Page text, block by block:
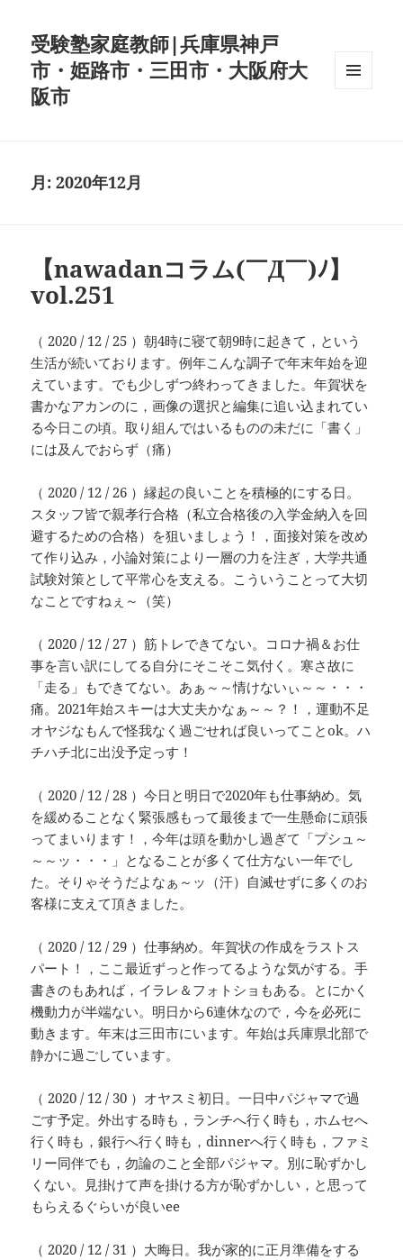
受験塾家庭教師|兵庫県神戸
市・姫路市・三田市・大阪府大
阪市
月:2020年12月
【nawadanコラム(￣Д￣)ﾉ】
vol.251
（ 2020 / 12 / 25 ）朝4時に寝て朝9時に起きて，という
生活が続いております。例年こんな調子で年末年始を迎
えています。でも少しずつ終わってきました。年賀状を
書かなアカンのに，画像の選択と編集に追い込まれてい
る今日この頃。取り組んではいるものの未だに「書く」
には及んでおらず（痛）
（ 2020 / 12 / 26 ）縁起の良いことを積極的にする日。
スタッフ皆で親孝行合格（私立合格後の入学金納入を回
避するための合格）を狙いましょう！，面接対策を改め
て作り込み，小論対策により一層の力を注ぎ，大学共通
試験対策として平常心を支える。こういうことって大切
なことですねぇ～（笑）
（ 2020 / 12 / 27 ）筋トレできてない。コロナ禍＆お仕
事を言い訳にしてる自分にそこそこ気付く。寒さ故に
「走る」もできてない。あぁ～～情けないぃ～～・・・
痛。2021年始スキーは大丈夫かなぁ～～？！，運動不足
オヤジなもんで怪我なく過ごせれば良いってことok。ハ
チハチ北に出没予定っす！
（ 2020 / 12 / 28 ）今日と明日で2020年も仕事納め。気
を緩めることなく緊張感もって最後まで一生懸命に頑張
ってまいります！，今年は頭を動かし過ぎて「プシュ～
～～ッ・・・」となることが多くて仕方ない一年でし
た。そりゃそうだよなぁ～ッ（汗）自滅せずに多くのお
客様に支えて頂きました。
（ 2020 / 12 / 29 ）仕事納め。年賀状の作成をラストス
パート！，ここ最近ずっと作ってるような気がする。手
書きのもあれば，イラレ＆フォトショもある。とにかく
機動力が半端ない。明日から6連休なので，今を必死に
動きます。年末は三田市にいます。年始は兵庫県北部で
静かに過ごしています。
（ 2020 / 12 / 30 ）オヤスミ初日。一日中パジャマで過
ごす予定。外出する時も，ランチへ行く時も，ホムセへ
行く時も，銀行へ行く時も，dinnerへ行く時も，ファミ
リー同伴でも，勿論のこと全部パジャマ。別に恥ずかし
くない。見掛けて声を掛ける方が恥ずかしい，と思って
もらえるぐらいが良いee
（ 2020 / 12 / 31 ）大晦日。我が家的に正月準備をする